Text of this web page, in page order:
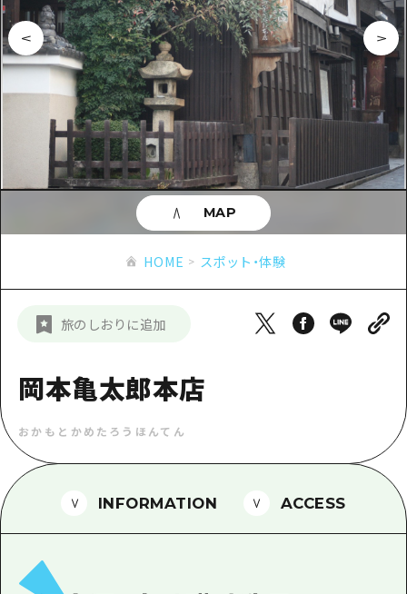
おすすめ
アート
イベント・祭り
グルメ・酒
サイクリング
ショッピング
スポーツ
ナイトライフ
定番
モデルコース一覧
Dive! Hiroshima 公式ガイド
広島もしもトラベル
あたらしい非日常
広島市周辺
安芸
備北
芸北
山口県東部
弾丸
日帰り
半日
1泊2日
スポット・体験
スポット・体験一覧
広島市周辺
安芸
備後
備北
芸北
山口県東部
愛媛県
島根県
イベント
旬情報
お役立ち情報
お役立ち情報一覧
アクセス
お得な周遊チケット
HIROSHIMA FREE Wi-Fi
観光案内所
新着情報
事業者・学校関係者の皆さま
HOME スポット・体験
旅のしおりに追加
岡本亀太郎本店
おかもとかめたろうほんてん
MAP
INFORMATION ACCESS